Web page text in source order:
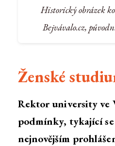
Historický obrázek
Bejvávalo.cz,
Ženské
Rektor university ve
podmínky, tykající
nejnovějším